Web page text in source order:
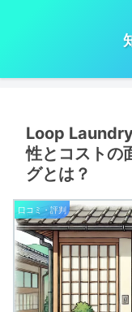
Loop
性とコストの
グとは？
口コミ・評判